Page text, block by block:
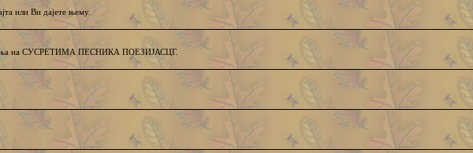
или Ви дајете њему.
на СУСРЕТИМА ПЕСНИКА ПОЕЗИЈАСЦГ.